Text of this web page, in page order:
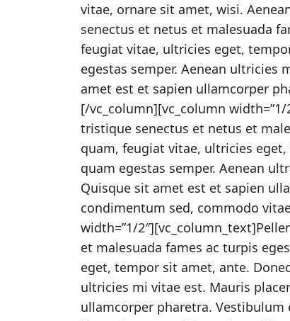
vitae, ornare sit amet, wisi.
senectus et netus et malesuada
feugiat vitae, ultricies eget,
egestas semper. Aenean ultricies
amet est et sapien ullamcorper
[/vc_column][vc_column
tristique senectus et netus et
quam, feugiat vitae, ultricies
quam egestas semper. Aenean
Quisque sit amet est et sapien
condimentum sed, commodo
width=”1/
et malesuada fames ac turpis
eget, tempor sit amet, ante.
ultricies mi vitae est. Mauris
ullamcorper pharetra.